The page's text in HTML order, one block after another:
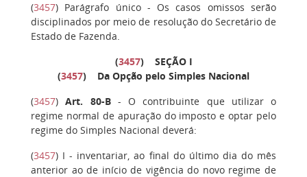
(3457) Parágrafo único - Os casos omissos serão
disciplinados por meio de resolução do Secretário de
Estado de Fazenda.
(3457) SEÇÃO I
(3457) Da Opção pelo Simples Nacional
(3457)Art. 80-B - O contribuinte que utilizar o
regime normal de apuração do imposto e optar pelo
regime do Simples Nacional deverá:
(3457) I- inventariar, ao final do último dia do mês
anterior ao de início de vigência do novo regime de